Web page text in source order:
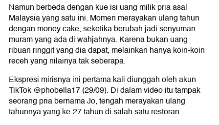
Namun berbeda dengan kue isi uang milik pria asal
Malaysia yang satu ini. Momen merayakan ulang tahun
dengan money cake, seketika berubah jadi senyuman
muram yang ada di wahjahnya. Karena bukan uang
ribuan ringgit yang dia dapat, melainkan hanya koin-koin
receh yang nilainya tak seberapa.
Ekspresi mirisnya ini pertama kali diunggah oleh akun
TikTok @phobella17 (29/09). Di dalam video itu tampak
seorang pria bernama Jo, tengah merayakan ulang
tahunnya yang ke-27 tahun di salah satu restoran.